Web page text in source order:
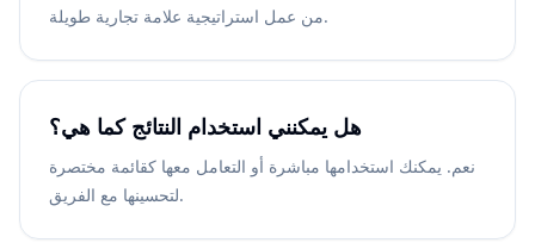
من عمل استراتيجية علامة تجارية طويلة.
هل يمكنني استخدام النتائج كما هي؟
نعم. يمكنك استخدامها مباشرة أو التعامل معها كقائمة مختصرة
لتحسينها مع الفريق.